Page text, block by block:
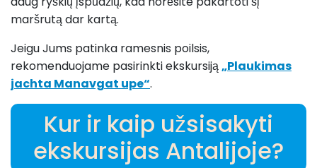
maršrutą dar kartą.
Jeigu Jums patinka ramesnis poilsis,
rekomenduojame pasirinkti ekskursiją„Plaukimas
jachta Manavgat upe“.
Kur ir kaip užsisakyti
ekskursijas Antalijoje?